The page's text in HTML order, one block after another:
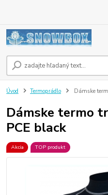
Úvod Termoprádlo Dámske
Dámske termo
PCE black
Akcia TOP produkt